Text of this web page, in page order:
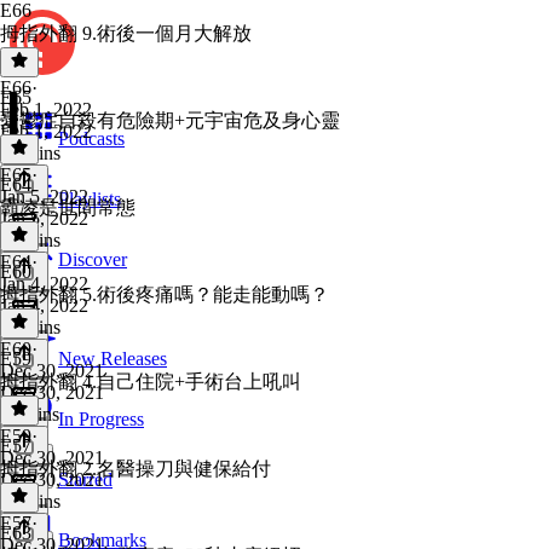
Podcasts
Playlists
Discover
New Releases
In Progress
Starred
Bookmarks
E66
拇指外翻 9.術後一個月大解放
E66·
Feb 1, 2022
Feb 1, 2022
10 mins
E65
憂鬱症自殺有危險期+元宇宙危及身心靈
E65·
Jan 5, 2022
Jan 5, 2022
12 mins
E64
霸凌是世間常態
E64·
Jan 4, 2022
Jan 4, 2022
13 mins
E60
拇指外翻 5.術後疼痛嗎？能走能動嗎？
E60·
Dec 30, 2021
Dec 30, 2021
11 mins
E59
拇指外翻 4.自己住院+手術台上吼叫
E59·
Dec 30, 2021
Dec 30, 2021
10 mins
E57
拇指外翻 2.名醫操刀與健保給付
E57·
Dec 30, 2021
E63